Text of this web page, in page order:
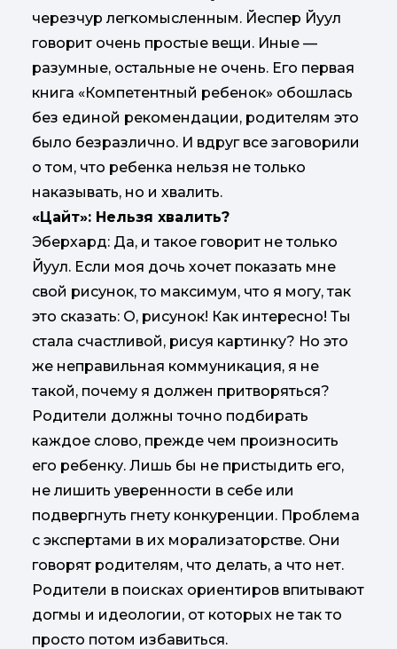
черезчур легкомысленным. Йеспер Йуул
говорит очень простые вещи. Иные —
разумные, остальные не очень. Его первая
книга «Компетентный ребенок» обошлась
без единой рекомендации, родителям это
было безразлично. И вдруг все заговорили
о том, что ребенка нельзя не только
наказывать, но и хвалить.
«Цайт»: Нельзя хвалить?
Эберхард: Да, и такое говорит не только
Йуул. Если моя дочь хочет показать мне
свой рисунок, то максимум, что я могу, так
это сказать: О, рисунок! Как интересно! Ты
стала счастливой, рисуя картинку? Но это
же неправильная коммуникация, я не
такой, почему я должен притворяться?
Родители должны точно подбирать
каждое слово, прежде чем произносить
его ребенку. Лишь бы не пристыдить его,
не лишить уверенности в себе или
подвергнуть гнету конкуренции. Проблема
с экспертами в их морализаторстве. Они
говорят родителям, что делать, а что нет.
Родители в поисках ориентиров впитывают
догмы и идеологии, от которых не так то
просто потом избавиться.